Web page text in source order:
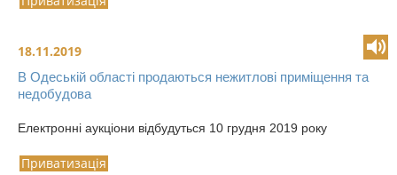
18.11.2019
В Одеській області продаються нежитлові приміщення та
недобудова
Електронні аукціони відбудуться 10 грудня 2019 року
Приватизація